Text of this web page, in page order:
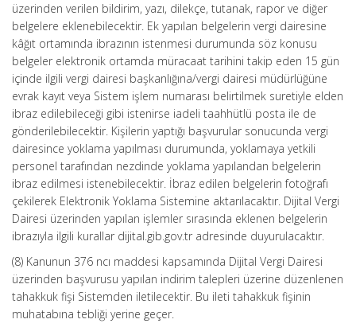
üzerinden verilen bildirim, yazı, dilekçe, tutanak, rapor ve diğer
belgelere eklenebilecektir. Ek yapılan belgelerin vergi dairesine
kâğıt ortamında ibrazının istenmesi durumunda söz konusu
belgeler elektronik ortamda müracaat tarihini takip eden 15 gün
içinde ilgili vergi dairesi başkanlığına/vergi dairesi müdürlüğüne
evrak kayıt veya Sistem işlem numarası belirtilmek suretiyle elden
ibraz edilebileceği gibi istenirse iadeli taahhütlü posta ile de
gönderilebilecektir. Kişilerin yaptığı başvurular sonucunda vergi
dairesince yoklama yapılması durumunda, yoklamaya yetkili
personel tarafından nezdinde yoklama yapılandan belgelerin
ibraz edilmesi istenebilecektir. İbraz edilen belgelerin fotoğrafı
çekilerek Elektronik Yoklama Sistemine aktarılacaktır. Dijital Vergi
Dairesi üzerinden yapılan işlemler sırasında eklenen belgelerin
ibrazıyla ilgili kurallar dijital.gib.gov.tr adresinde duyurulacaktır.
(8) Kanunun 376 ncı maddesi kapsamında Dijital Vergi Dairesi
üzerinden başvurusu yapılan indirim talepleri üzerine düzenlenen
tahakkuk fişi Sistemden iletilecektir. Bu ileti tahakkuk fişinin
muhatabına tebliği yerine geçer.